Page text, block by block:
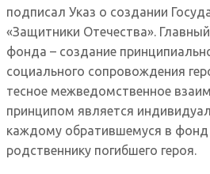
подписал Указ о создании
«Защитники Отечества».
фонда – создание
социального сопровождения
тесное межведомственное
принципом является
каждому обратившемуся в фонд
родственнику погибшего героя.